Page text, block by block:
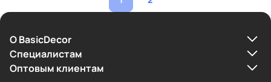
О BasicDecor
Cпециалистам
Оптовым клиентам